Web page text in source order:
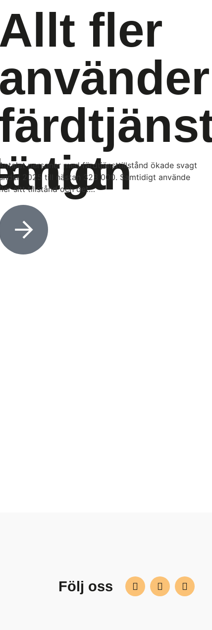
Allt fler
använder
Antalet personer med färdtjänsttillstånd ökade svagt
under 2025 till nästan 323 000. Samtidigt använde
sitt tillstånd och det…
Följ oss